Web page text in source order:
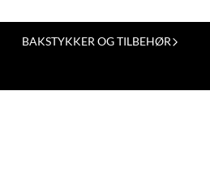
BAKSTYKKER OG TILBEHØR